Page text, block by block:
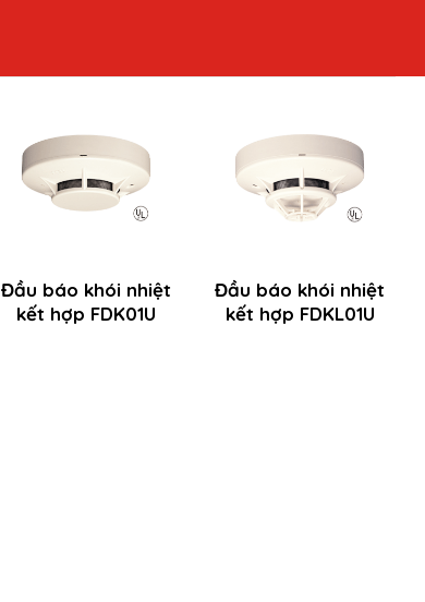
Đầu báo khói nhiệt
kết hợp FDK01U
Đầu báo khói nhiệt
kết hợp FDKL01U